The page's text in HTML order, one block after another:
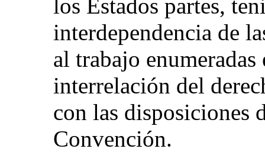
los Estados partes,
interdependencia de
al trabajo
interrelación del
con las disposiciones
Convención.